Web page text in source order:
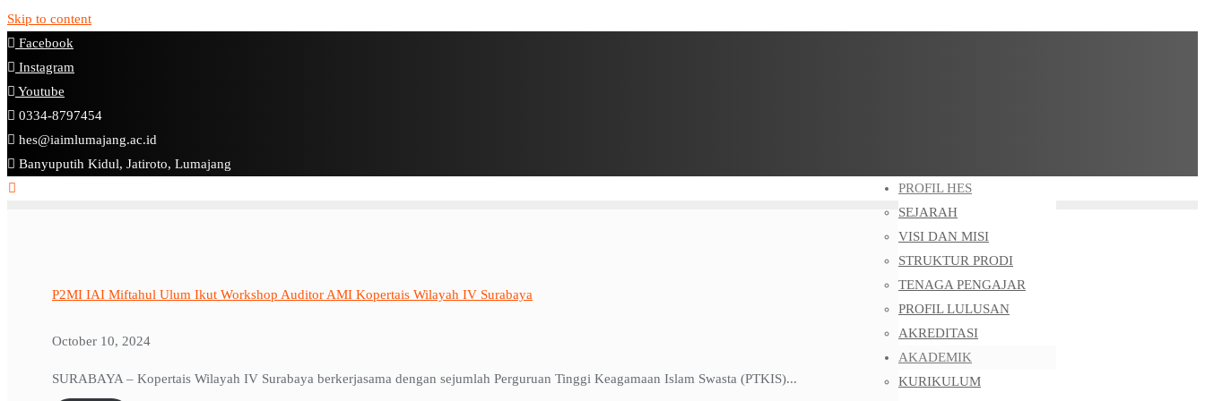
Skip to content
Facebook
Instagram
Youtube
0334-8797454
hes@iaimlumajang.ac.id
Banyuputih Kidul, Jatiroto, Lumajang
PROFIL HES
SEJARAH
VISI DAN MISI
STRUKTUR PRODI
TENAGA PENGAJAR
PROFIL LULUSAN
AKREDITASI
AKADEMIK
KURIKULUM
P2MI IAI Miftahul Ulum Ikut Workshop Auditor AMI Kopertais Wilayah IV Surabaya
October 10, 2024
SURABAYA – Kopertais Wilayah IV Surabaya berkerjasama dengan sejumlah Perguruan Tinggi Keagamaan Islam Swasta (PTKIS)...